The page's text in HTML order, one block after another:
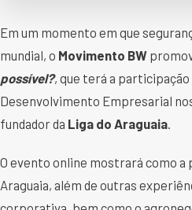
Em um momento em que
mundial, o Movimento BW
possível?, que terá a
Desenvolvimento Empresarial
fundador da Liga do Araguaia
O evento online mostrará como a
Araguaia, além de outras